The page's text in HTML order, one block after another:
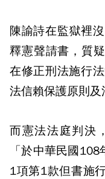
陳諭詩在監獄裡
釋憲聲請書，質
在修正刑法施行
法信賴保護原則及
而憲法法庭判決
「於中華民國
1項第1款但書施